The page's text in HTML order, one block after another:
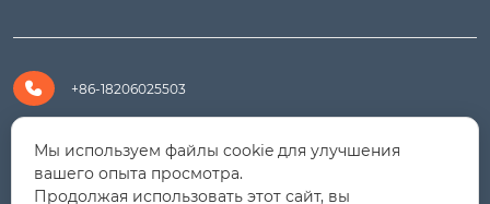
 +86-18206025503
 +8618206025503
Мы используем файлы cookie для улучшения
вашего опыта просмотра.
Продолжая использовать этот сайт, вы